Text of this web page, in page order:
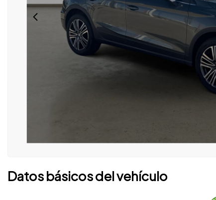
Datos básicos del vehículo